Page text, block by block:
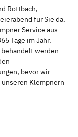
Passau
Mittelfranken
Rottbach,
für Sie da.
Service aus
Tage im Jahr.
werden
bevor wir
Klempnern